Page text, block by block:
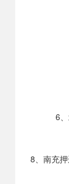
6
8、南充